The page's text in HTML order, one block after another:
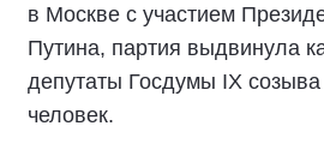
в Москве с участием
Путина, партия выдвинула
депутаты Госдумы IX
человек.